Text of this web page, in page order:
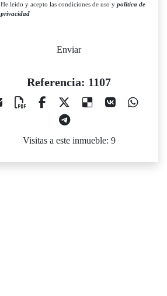
He leído y acepto las condiciones de uso y política de
privacidad
Enviar
Referencia: 1107
Visitas a este inmueble: 9